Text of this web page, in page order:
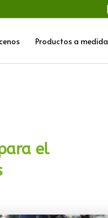
Productos a medida
el